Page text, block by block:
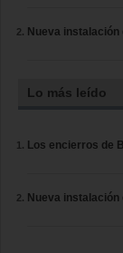
Nueva
Lo más leído
Los encierros de
Nueva